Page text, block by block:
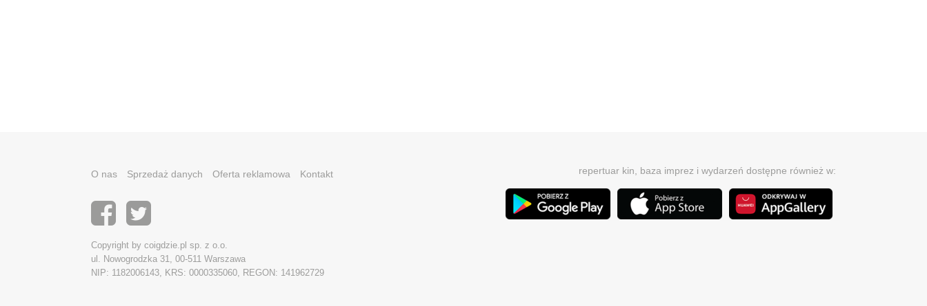
O nas Sprzedaż danych Oferta reklamowa Kontakt
Copyright by coigdzie.pl sp. z o.o.
ul. Nowogrodzka 31, 00-511 Warszawa
NIP: 1182006143, KRS: 0000335060, REGON: 141962729
repertuar kin, baza imprez i wydarzeń dostępne również w: